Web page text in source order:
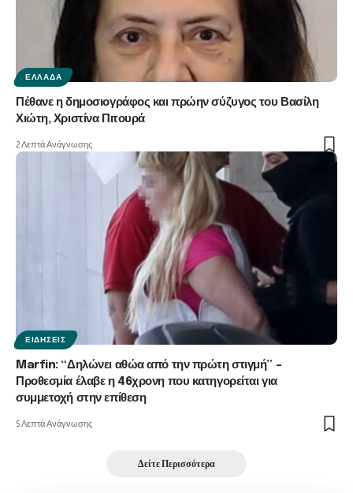
ΕΛΛΆΔΑ
Πέθανε η δημοσιογράφος και πρώην σύζυγος του Βασίλη
Χιώτη, Χριστίνα Πιτουρά
2 Λεπτά Ανάγνωσης
ΕΙΔΉΣΕΙΣ
Marfin: “Δηλώνει αθώα από την πρώτη στιγμή” –
Προθεσμία έλαβε η 46χρονη που κατηγορείται για
συμμετοχή στην επίθεση
5 Λεπτά Ανάγνωσης
Δείτε Περισσότερα